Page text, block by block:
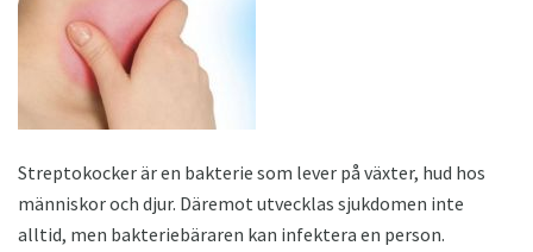
Streptokocker är en bakterie som lever på växter, hud hos
människor och djur. Däremot utvecklas sjukdomen inte
alltid, men bakteriebäraren kan infektera en person.